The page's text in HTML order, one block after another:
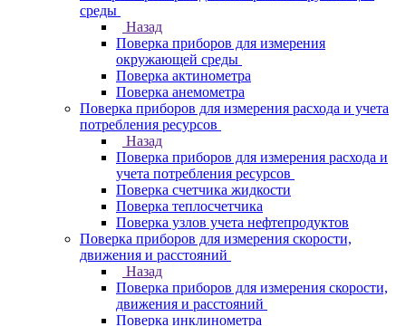
среды
Назад
Поверка приборов для измерения
окружающей среды
Поверка актинометра
Поверка анемометра
Поверка приборов для измерения расхода и учета
потребления ресурсов
Назад
Поверка приборов для измерения расхода и
учета потребления ресурсов
Поверка счетчика жидкости
Поверка теплосчетчика
Поверка узлов учета нефтепродуктов
Поверка приборов для измерения скорости,
движения и расстояний
Назад
Поверка приборов для измерения скорости,
движения и расстояний
Поверка инклинометра